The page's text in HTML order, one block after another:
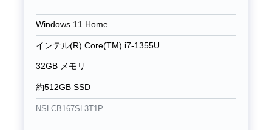
Windows 11 Home
インテル(R) Core(TM) i7-1355U
32GB メモリ
約512GB SSD
NSLCB167SL3T1P